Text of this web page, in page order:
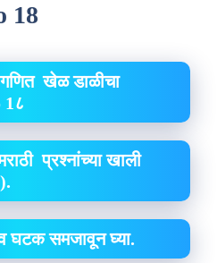
18
खेळ डाळीचा
1८
मराठी प्रश्नांच्या खाली
घटक समजावून घ्या.